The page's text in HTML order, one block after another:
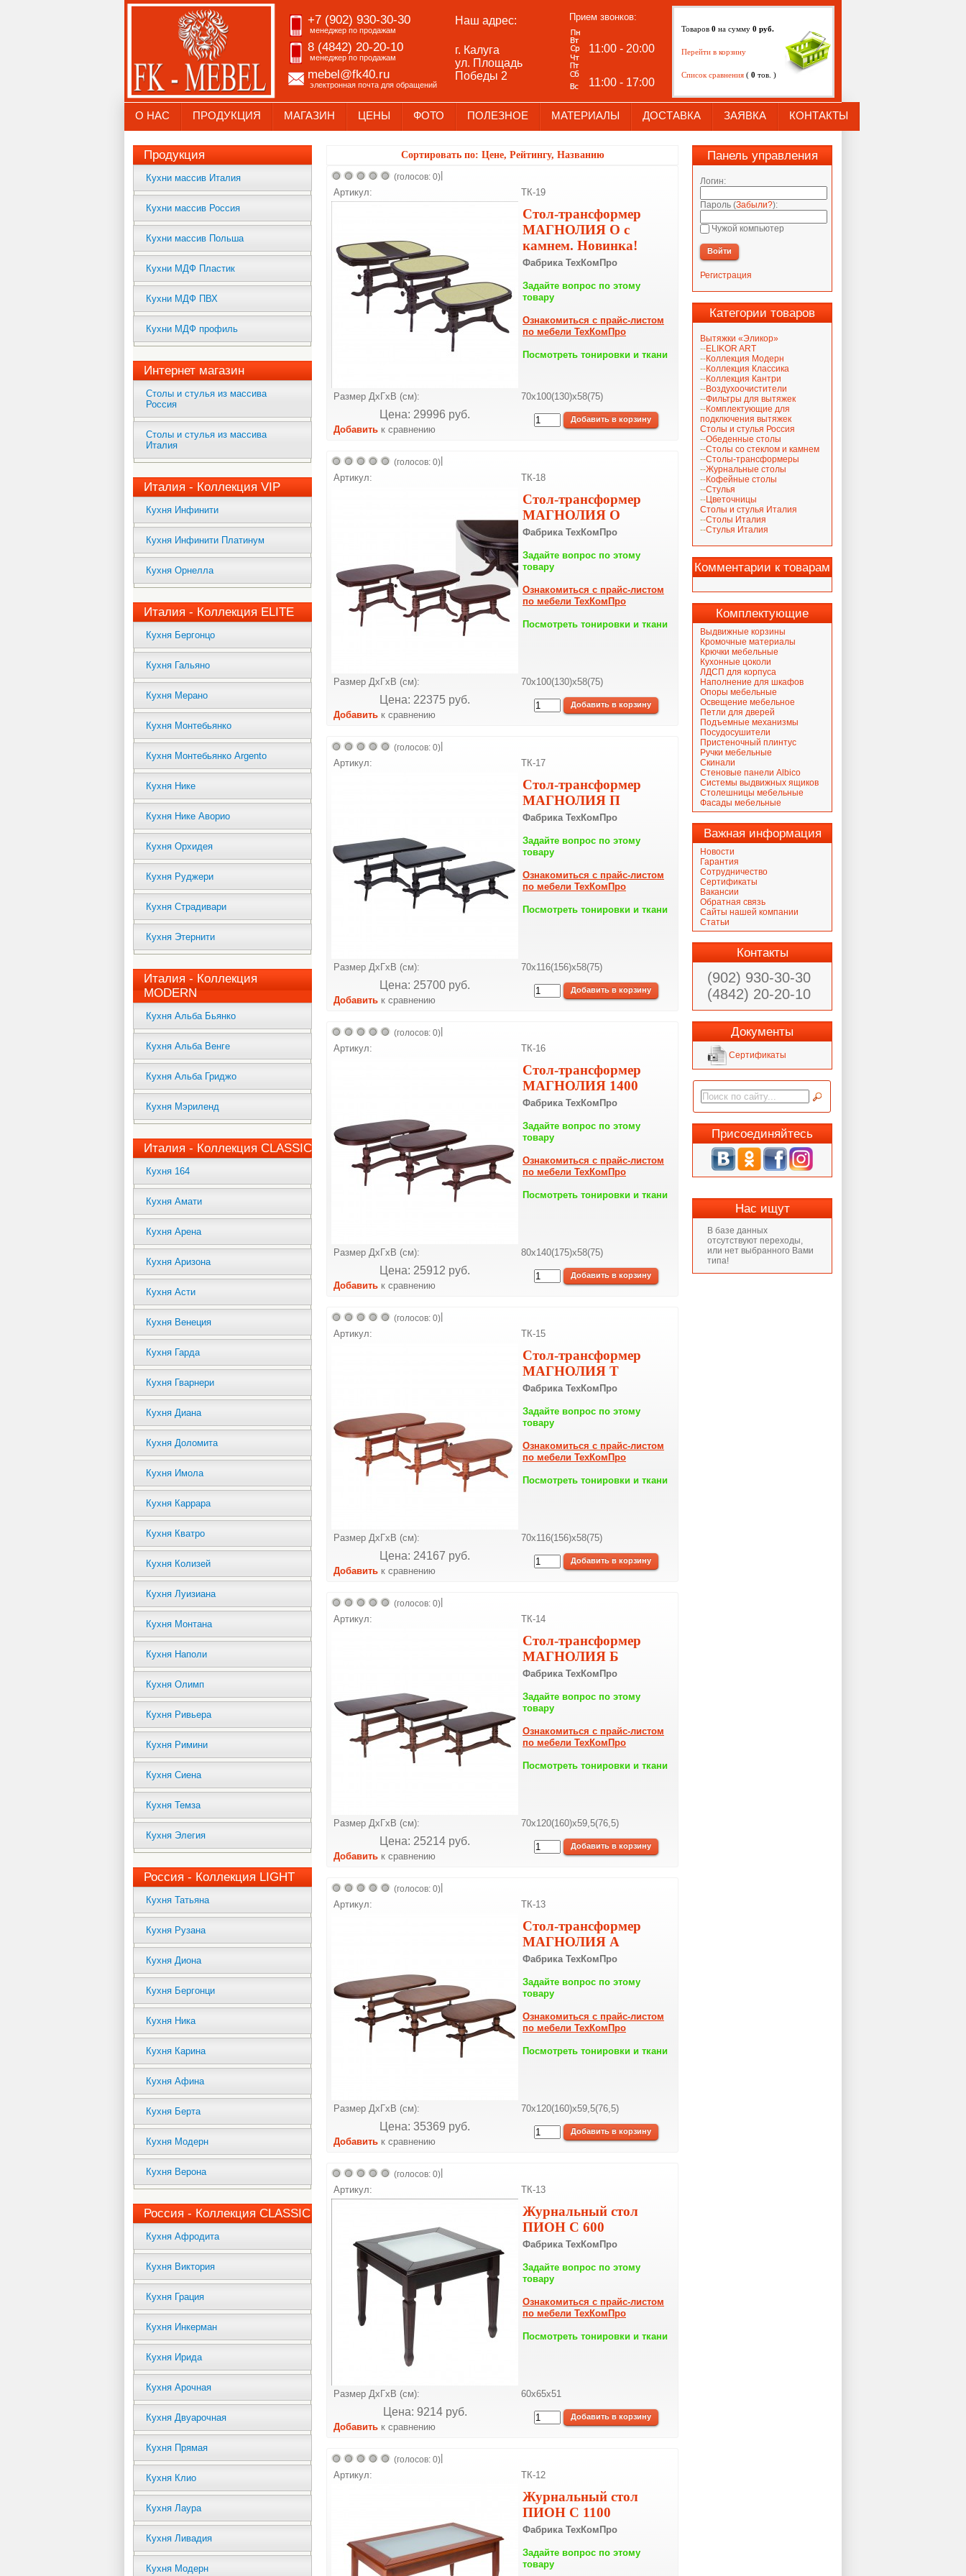
Наш адрес:
г. Калуга
ул. Площадь
Победы 2
Товаров 0 на сумму 0 руб.
Перейти в корзину
Список сравнения ( 0 тов. )
+7 (902) 930-30-30
менеджер по продажам
8 (4842) 20-20-10
менеджер по продажам
mebel@fk40.ru
электронная почта для обращений
Прием звонков:
11:00 - 20:00
11:00 - 17:00
О НАС ПРОДУКЦИЯ МАГАЗИН ЦЕНЫ ФОТО ПОЛЕЗНОЕ МАТЕРИАЛЫ ДОСТАВКА ЗАЯВКА КОНТАКТЫ
Продукция
Кухни массив Италия
Кухни массив Россия
Кухни массив Польша
Кухни МДФ Пластик
Кухни МДФ ПВХ
Кухни МДФ профиль
Интернет магазин
Столы и стулья из массива
Россия
Столы и стулья из массива
Италия
Италия - Коллекция VIP
Кухня Инфинити
Кухня Инфинити Платинум
Кухня Орнелла
Италия - Коллекция ELITE
Кухня Бергонцо
Кухня Гальяно
Кухня Мерано
Кухня Монтебьянко
Кухня Монтебьянко Argento
Кухня Нике
Кухня Нике Аворио
Кухня Орхидея
Кухня Руджери
Кухня Страдивари
Кухня Этернити
Италия - Коллекция
MODERN
Кухня Альба Бьянко
Кухня Альба Венге
Кухня Альба Гриджо
Кухня Мэриленд
Италия - Коллекция CLASSIC
Кухня 164
Кухня Амати
Кухня Арена
Кухня Аризона
Кухня Асти
Кухня Венеция
Кухня Гарда
Кухня Гварнери
Кухня Диана
Кухня Доломита
Кухня Имола
Кухня Каррара
Кухня Кватро
Кухня Колизей
Кухня Луизиана
Кухня Монтана
Кухня Наполи
Кухня Олимп
Кухня Ривьера
Кухня Римини
Кухня Сиена
Кухня Темза
Кухня Элегия
Россия - Коллекция LIGHT
Кухня Татьяна
Кухня Рузана
Кухня Диона
Кухня Бергонци
Кухня Ника
Кухня Карина
Кухня Афина
Кухня Берта
Кухня Модерн
Кухня Верона
Россия - Коллекция CLASSIC
Кухня Афродита
Кухня Виктория
Кухня Грация
Кухня Инкерман
Кухня Ирида
Кухня Арочная
Кухня Двуарочная
Кухня Прямая
Кухня Клио
Кухня Лаура
Кухня Ливадия
Кухня Модерн
Сортировать по: Цене, Рейтингу, Названию
(голосов: 0)
Артикул:
ТК-19
Стол-трансформер
МАГНОЛИЯ О с
камнем. Новинка!
Фабрика ТехКомПро
Задайте вопрос по этому
товару
Ознакомиться с прайс-листом
по мебели ТехКомПро
Посмотреть тонировки и ткани
Размер ДхГхВ (см): 70х100(130)х58(75)
Цена: 29996 pуб.
Добавить к сравнению
(голосов: 0)
Артикул:
ТК-18
Стол-трансформер
МАГНОЛИЯ О
Фабрика ТехКомПро
Задайте вопрос по этому
товару
Ознакомиться с прайс-листом
по мебели ТехКомПро
Посмотреть тонировки и ткани
Размер ДхГхВ (см): 70х100(130)х58(75)
Цена: 22375 pуб.
Добавить к сравнению
(голосов: 0)
Артикул:
ТК-17
Стол-трансформер
МАГНОЛИЯ П
Фабрика ТехКомПро
Задайте вопрос по этому
товару
Ознакомиться с прайс-листом
по мебели ТехКомПро
Посмотреть тонировки и ткани
Размер ДхГхВ (см): 70х116(156)х58(75)
Цена: 25700 pуб.
Добавить к сравнению
(голосов: 0)
Артикул:
ТК-16
Стол-трансформер
МАГНОЛИЯ 1400
Фабрика ТехКомПро
Задайте вопрос по этому
товару
Ознакомиться с прайс-листом
по мебели ТехКомПро
Посмотреть тонировки и ткани
Размер ДхГхВ (см): 80х140(175)х58(75)
Цена: 25912 pуб.
Добавить к сравнению
(голосов: 0)
Артикул:
ТК-15
Стол-трансформер
МАГНОЛИЯ Т
Фабрика ТехКомПро
Задайте вопрос по этому
товару
Ознакомиться с прайс-листом
по мебели ТехКомПро
Посмотреть тонировки и ткани
Размер ДхГхВ (см): 70х116(156)х58(75)
Цена: 24167 pуб.
Добавить к сравнению
(голосов: 0)
Артикул:
ТК-14
Стол-трансформер
МАГНОЛИЯ Б
Фабрика ТехКомПро
Задайте вопрос по этому
товару
Ознакомиться с прайс-листом
по мебели ТехКомПро
Посмотреть тонировки и ткани
Размер ДхГхВ (см): 70х120(160)х59,5(76,5)
Цена: 25214 pуб.
Добавить к сравнению
(голосов: 0)
Артикул:
ТК-13
Стол-трансформер
МАГНОЛИЯ А
Фабрика ТехКомПро
Задайте вопрос по этому
товару
Ознакомиться с прайс-листом
по мебели ТехКомПро
Посмотреть тонировки и ткани
Размер ДхГхВ (см): 70х120(160)х59,5(76,5)
Цена: 35369 pуб.
Добавить к сравнению
(голосов: 0)
Артикул:
ТК-13
Журнальный стол
ПИОН С 600
Фабрика ТехКомПро
Задайте вопрос по этому
товару
Ознакомиться с прайс-листом
по мебели ТехКомПро
Посмотреть тонировки и ткани
Размер ДхГхВ (см): 60х65х51
Цена: 9214 pуб.
Добавить к сравнению
(голосов: 0)
Артикул:
ТК-12
Журнальный стол
ПИОН С 1100
Фабрика ТехКомПро
Задайте вопрос по этому
товару
Панель управления
Логин:
Пароль (Забыли?):
Чужой компьютер
Войти
Регистрация
Категории товаров
Вытяжки «Эликор»
ELIKOR ART
Коллекция Модерн
Коллекция Классика
Коллекция Кантри
Воздухоочистители
Фильтры для вытяжек
Комплектующие для
подключения вытяжек
Столы и стулья Россия
Обеденные столы
Столы со стеклом и камнем
Столы-трансформеры
Журнальные столы
Кофейные столы
Стулья
Цветочницы
Столы и стулья Италия
Столы Италия
Стулья Италия
Комментарии к товарам
Комплектующие
Выдвижные корзины
Кромочные материалы
Крючки мебельные
Кухонные цоколи
ЛДСП для корпуса
Наполнение для шкафов
Опоры мебельные
Освещение мебельное
Петли для дверей
Подъемные механизмы
Посудосушители
Пристеночный плинтус
Ручки мебельные
Скинали
Стеновые панели Albico
Системы выдвижных ящиков
Столешницы мебельные
Фасады мебельные
Важная информация
Новости
Гарантия
Сотрудничество
Сертификаты
Вакансии
Обратная связь
Сайты нашей компании
Статьи
Контакты
(902) 930-30-30
(4842) 20-20-10
Документы
Сертификаты
Присоединяйтесь
Нас ищут
В базе данных
отсутствуют переходы,
или нет выбранного Вами
типа!